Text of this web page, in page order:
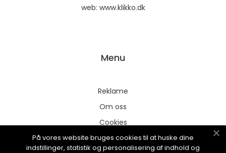
web: www.klikko.dk
Menu
Reklame
Om oss
Cookies
Kontakt Oss
På vores website bruges cookies til at huske dine
indstillinger, statistik og personalisering af indhold og